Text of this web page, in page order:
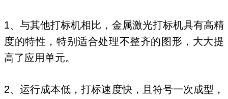
1、与其他打标机相比，金属激光打标机具有高精
度的特性，特别适合处理不整齐的图形，大大提
高了应用单元。
2、运行成本低，打标速度快，且符号一次成型，